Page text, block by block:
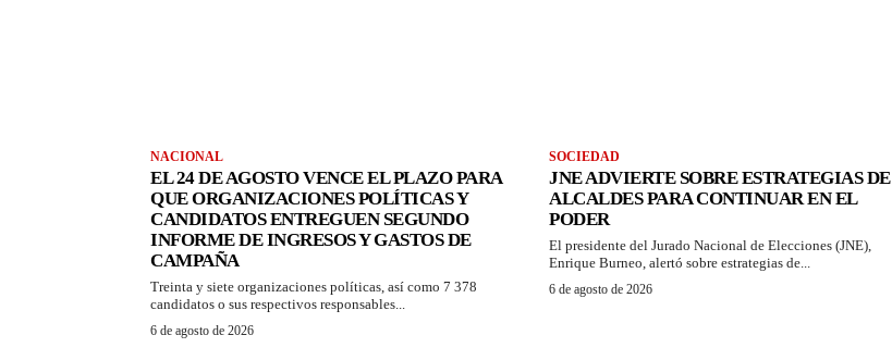
NACIONAL
EL 24 DE AGOSTO VENCE EL PLAZO PARA
QUE ORGANIZACIONES POLÍTICAS Y
CANDIDATOS ENTREGUEN SEGUNDO
INFORME DE INGRESOS Y GASTOS DE
CAMPAÑA
Treinta y siete organizaciones políticas, así como 7 378
candidatos o sus respectivos responsables...
6 de agosto de 2026
SOCIEDAD
JNE ADVIERTE SOBRE ESTRATEGIAS DE
ALCALDES PARA CONTINUAR EN EL
PODER
El presidente del Jurado Nacional de Elecciones (JNE),
Enrique Burneo, alertó sobre estrategias de...
6 de agosto de 2026